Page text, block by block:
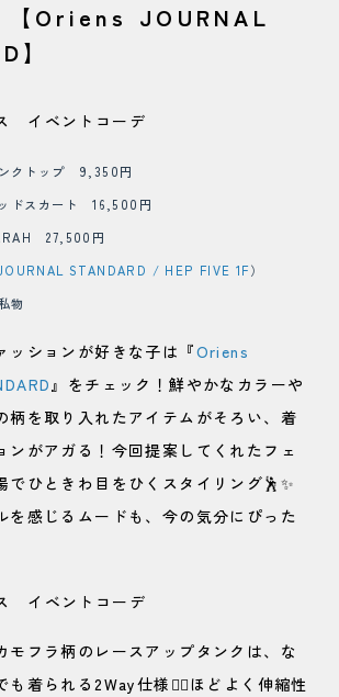
【Oriens JOURNAL
】
クトップ 9,350円
ドスカート 16,500円
27,500円
STANDARD / HEP FIVE 1F）
物
ッションが好きな子は『Oriens
』をチェック！鮮やかなカラーや
柄を取り入れたアイテムがそろい、着
ンがアガる！今回提案してくれたフェ
でひときわ目をひくスタイリング🕺✨
を感じるムードも、今の気分にぴった
モフラ柄のレースアップタンクは、な
も着られる2Way仕様🙆‍♀️ほどよく伸縮性